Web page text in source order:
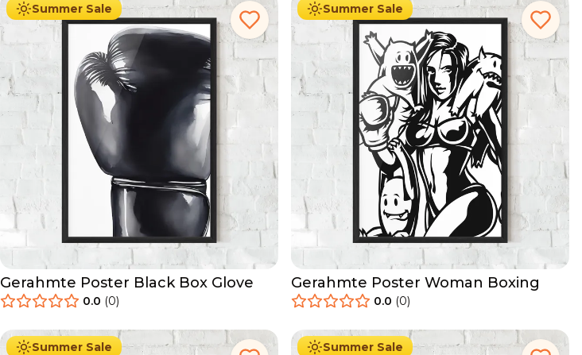
Summer Sale
Gerahmte Poster Black Box Glove
0.0 (0)
Summer Sale
Gerahmte Poster Woman Boxing
0.0 (0)
Summer Sale
Ab 49.90 € 29.90
Summer Sale
Ab 49.90 € 29.90